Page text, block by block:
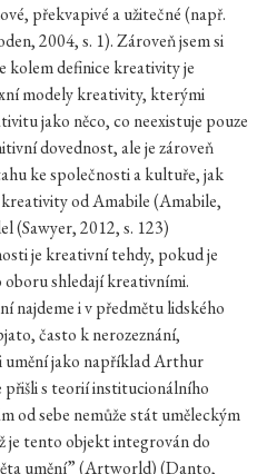
překvapivé a užitečné (např.
2004, s. 1). Zároveň jsem si
kolem definice kreativity je
modely kreativity, kterými
jako něco, co neexistuje pouze
dovednost, ale je zároveň
ke společnosti a kultuře, jak
od Amabile (Amabile,
(Sawyer, 2012, s. 123)
je kreativní tehdy, pokud je
shledají kreativními.
najdeme i v předmětu lidského
často k nerozeznání,
umění jako například Arthur
s teorií institucionálního
od sebe nemůže stát uměleckým
je tento objekt integrován do
umění” (Artworld) (Danto,